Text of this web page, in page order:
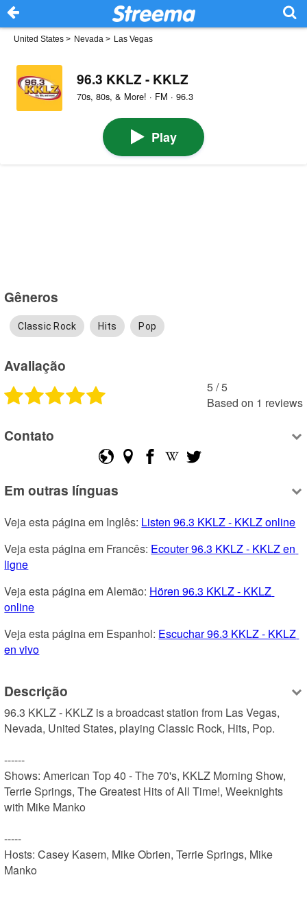
United States > Nevada > Las Vegas
96.3 KKLZ - KKLZ
70s, 80s, & More! · FM · 96.3
Play
Gêneros
Classic Rock Hits Pop
Avaliação
5 /5
Based on 1 reviews
Contato
Em outras línguas
Veja esta página em Inglês: Listen 96.3 KKLZ - KKLZ online
Veja esta página em Francês: Ecouter 96.3 KKLZ - KKLZ en
ligne
Veja esta página em Alemão: Hören 96.3 KKLZ - KKLZ
online
Veja esta página em Espanhol: Escuchar 96.3 KKLZ - KKLZ
en vivo
Descrição
96.3 KKLZ - KKLZ is a broadcast station from Las Vegas,
Nevada, United States, playing Classic Rock, Hits, Pop.
------
Shows: American Top 40 - The 70's, KKLZ Morning Show,
Terrie Springs, The Greatest Hits of All Time!, Weeknights
with Mike Manko
-----
Hosts: Casey Kasem, Mike Obrien, Terrie Springs, Mike
Manko